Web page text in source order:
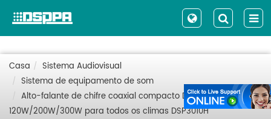
Casa
Sistema Audiovisual
Sistema de equipamento de som
Alto-falante de chifre coaxial compacto DSP3008H
120W/200W/300W para todos os climas DSP3010H